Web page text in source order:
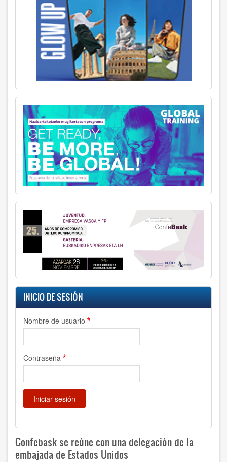
INICIO DE SESIÓN
Nombre de usuario
Contraseña
Confebask se reúne con una delegación de la
embajada de Estados Unidos